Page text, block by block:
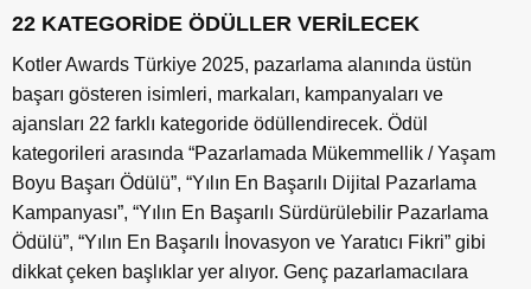
22 KATEGORİDE ÖDÜLLER VERİLECEK
Kotler Awards Türkiye 2025, pazarlama alanında üstün
başarı gösteren isimleri, markaları, kampanyaları ve
ajansları 22 farklı kategoride ödüllendirecek. Ödül
kategorileri arasında “Pazarlamada Mükemmellik / Yaşam
Boyu Başarı Ödülü”, “Yılın En Başarılı Dijital Pazarlama
Kampanyası”, “Yılın En Başarılı Sürdürülebilir Pazarlama
Ödülü”, “Yılın En Başarılı İnovasyon ve Yaratıcı Fikri” gibi
dikkat çeken başlıklar yer alıyor. Genç pazarlamacılara